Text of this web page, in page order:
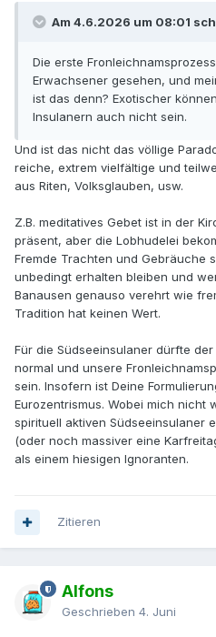
Am 4.6.2026 um 08:01
Die erste
Erwachsener gesehen, und
ist das denn? Exotischer
Insulanern auch nicht sein.
Und ist das nicht das völlige
reiche, extrem vielfältige und
aus Riten, Volksglauben, usw.
Z.B. meditatives Gebet ist in der
präsent, aber die Lobhudelei
Fremde Trachten und Gebräuche
unbedingt erhalten bleiben und
Banausen genauso verehrt wie
Tradition hat keinen Wert.
Für die Südseeinsulaner dürfte
normal und unsere
sein. Insofern ist Deine
Eurozentrismus. Wobei mich nicht
spirituell aktiven Südseeinsulaner
(oder noch massiver eine
als einem hiesigen Ignoranten.
Zitieren
Alfons
Geschrieben 4. Juni